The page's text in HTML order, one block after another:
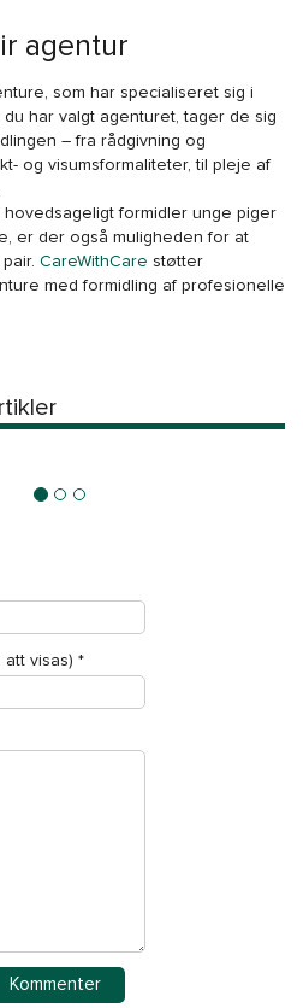
agentur
som har specialiseret sig i
har valgt agenturet, tager de sig
– fra rådgivning og
og visumsformaliteter, til pleje af
formidler unge piger
er der også muligheden for at
CareWithCare støtter
med formidling af profesionelle
søger et børnepasser-job
att visas) *